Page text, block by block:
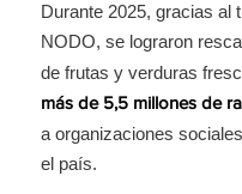
Durante 2025, gracias al
NODO, se lograron
de frutas y verduras
más de 5,5 millones de
a organizaciones
el país.